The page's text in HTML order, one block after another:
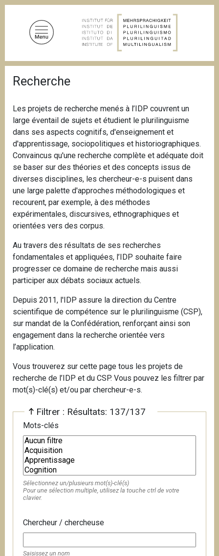
i
l
'
A
r
i
a
n
e
Recherche
Les projets de recherche menés à l’IDP couvrent un
large éventail de sujets et étudient le plurilinguisme
dans ses aspects cognitifs, d'enseignement et
d'apprentissage, sociopolitiques et historiographiques.
Convaincus qu'une recherche complète et adéquate doit
se baser sur des théories et des concepts issus de
diverses disciplines, les chercheur-e-s puisent dans
une large palette d'approches méthodologiques et
recourent, par exemple, à des méthodes
expérimentales, discursives, ethnographiques et
orientées vers des corpus.
Au travers des résultats de ses recherches
fondamentales et appliquées, l’IDP souhaite faire
progresser ce domaine de recherche mais aussi
participer aux débats sociaux actuels.
Depuis 2011, l'IDP assure la direction du Centre
scientifique de compétence sur le plurilinguisme (CSP),
sur mandat de la Confédération, renforçant ainsi son
engagement dans la recherche orientée vers
l’application.
Vous trouverez sur cette page tous les projets de
recherche de l’IDP et du CSP. Vous pouvez les filtrer par
mot(s)-clé(s) et/ou par chercheur-e-s.
Filtrer : Résultats: 137/137
Mots-clés
Sélectionnez un/plusieurs mot(s)-clé(s)
Pour une sélection multiple, utilisez la touche ctrl de votre
clavier.
Chercheur / chercheuse
Saisissez un nom